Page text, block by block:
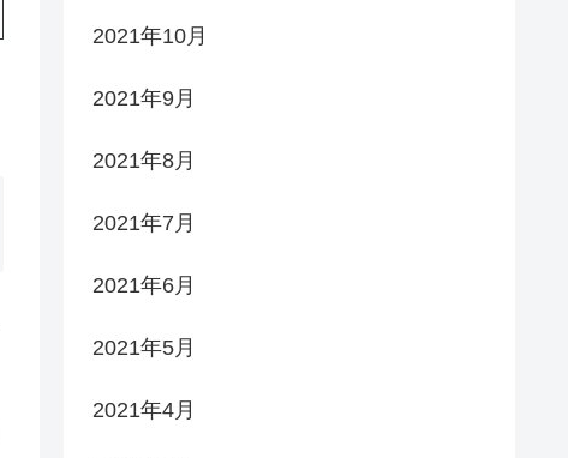
2021年10月
2021年9月
2021年8月
2021年7月
2021年6月
2021年5月
2021年4月